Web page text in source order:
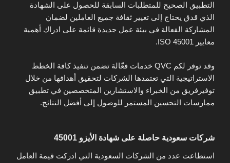
التطبيق الصحيح للمتطلبات السابقة للحصول على الشهادة
الذي قدق يحتاج إلى تغيير ثقافة جميع العاملين لضمان
المشاركة الفعالة في بيئة عمل جديدة قائمة على ادراك أهمية
معايير ISO 45001.
وقد توفر لكم QVC خدمات فعّالة تضمن تنفيذ كافة الخطط
الاستراتيجية التي تعتمدها الشركات لتحقيق أهدافها من خلال
توفيرفريق من الخبراء والاستشارين المتخصصين في تطبيق
ممارسات التحسين المستمر للوصول إلى أفضل النتائج.
شركات سعودية حاصلة على شهادة الأيزو 45001
استطاعت عدد من الشركات السعودية التي ادركت قيمة العامل